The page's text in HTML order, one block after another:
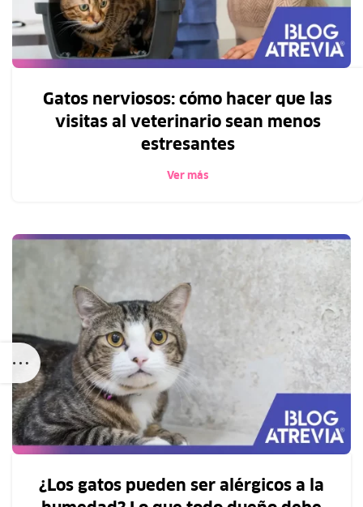
Gatos nerviosos: cómo hacer que las
visitas al veterinario sean menos
estresantes
Ver más
¿Los gatos pueden ser alérgicos a la